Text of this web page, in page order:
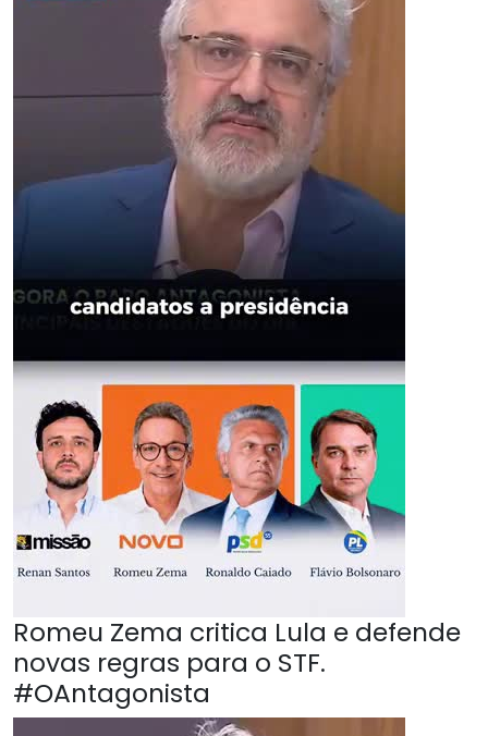
Romeu Zema critica Lula e defende
novas regras para o STF.
#OAntagonista